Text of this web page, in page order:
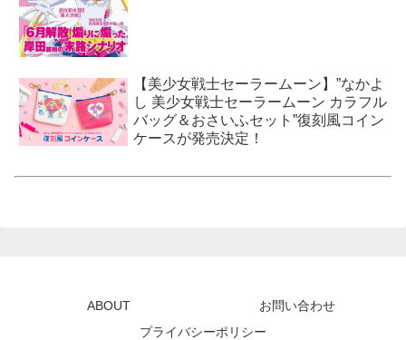
【美少女戦士セーラームーン】”なかよ
し 美少女戦士セーラームーン カラフル
バッグ＆おさいふセット”復刻風コイン
ケースが発売決定！
ABOUT
お問い合わせ
プライバシーポリシー